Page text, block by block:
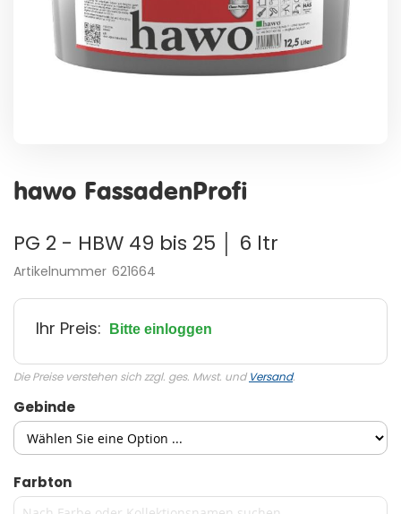
der
hawo FassadenProfi
PG 2 - HBW 49 bis 25 │ 6 ltr
Artikelnummer 621664
Ihr Preis: Bitte einloggen
Die Preise verstehen sich zzgl. ges. Mwst. und Versand.
Gebinde
Farbton